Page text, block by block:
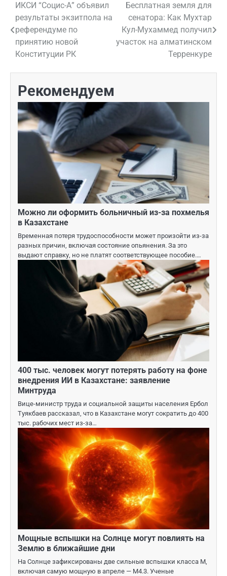
Навигация
по
записям
ИКСИ “Социс-А” объявил
результаты экзитпола на
референдуме по
принятию новой
Конституции РК
Бесплатная земля для
сенатора: Как Мухтар
Кул-Мухаммед получил
участок на алматинском
Терренкуре
Рекомендуем
Можно ли оформить больничный из-за похмелья
в Казахстане
Временная потеря трудоспособности может произойти из-за
разных причин, включая состояние опьянения. За это
выдают справку, но не платят соответствующее пособие.…
400 тыс. человек могут потерять работу на фоне
внедрения ИИ в Казахстане: заявление
Минтруда
Вице-министр труда и социальной защиты населения Ербол
Туякбаев рассказал, что в Казахстане могут сократить до 400
тыс. рабочих мест из-за…
Мощные вспышки на Солнце могут повлиять на
Землю в ближайшие дни
На Солнце зафиксированы две сильные вспышки класса М,
включая самую мощную в апреле — М4.3. Ученые